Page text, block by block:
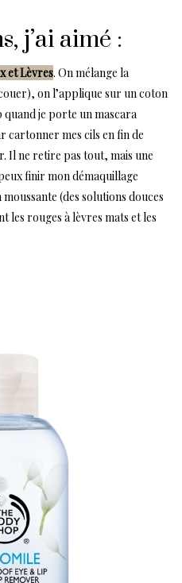
j’ai aimé :
et Lèvres. On mélange la
on l’applique sur un coton
quand je porte un mascara
cartonner mes cils en fin de
Il ne retire pas tout, mais une
finir mon démaquillage
(des solutions douces
les rouges à lèvres mats et les